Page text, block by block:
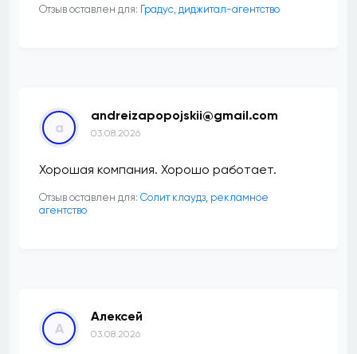
Отзыв оставлен для: ​Градус, диджитал-агентство
a
andreizapopojskii@gmail.com
03.08.2026
Хорошая компания. Хорошо работает.
Отзыв оставлен для: Солит клаудз, рекламное
агентство
А
Алексей
03.08.2026